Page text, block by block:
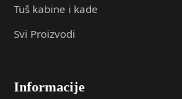
Tuš kabine i kade
Svi Proizvodi
Informacije